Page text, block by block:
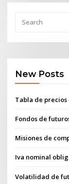
New Posts
Tabla de
Fondos de
Misiones de
Iva nominal
Volatilidad de